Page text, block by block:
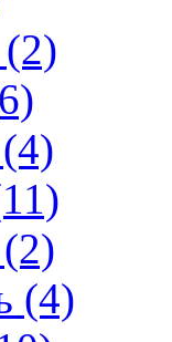
(2)
(4)
(2)
(4)